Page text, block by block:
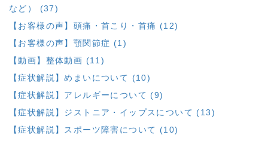
など） (37)
【お客様の声】頭痛・首こり・首痛 (12)
【お客様の声】顎関節症 (1)
【動画】整体動画 (11)
【症状解説】めまいについて (10)
【症状解説】アレルギーについて (9)
【症状解説】ジストニア・イップスについて (13)
【症状解説】スポーツ障害について (10)